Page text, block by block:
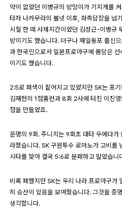
약이 없었던 이병규의 방망이가 기지개를
타자 나카무라의 볼넷 이후, 좌측담장을 넘
시절 한 때 사제지간이었던 김성근-이병규
방이기도 했습니다. 더구나 재일동포 출신
과 한국인으로서 일본프로야구에 몸담은
이기도 했습니다.
2:5로 패색이 짙어지고 있었지만 SK는 포
김재현의 1점홈런과 8회 2사에 터진 이진
점을 만들었죠.
운명의 9회. 주니치는 9회초 대타 우에다
라졌습니다. SK 구원투수 로마노가 고비를
시타를 맞아 결국 5:6로 분패하고 말았습니
비록 패했지만 SK는 우리 나라 프로야구가
히 승산이 있음을 보여줬습니다. 그것을
생각합니다.